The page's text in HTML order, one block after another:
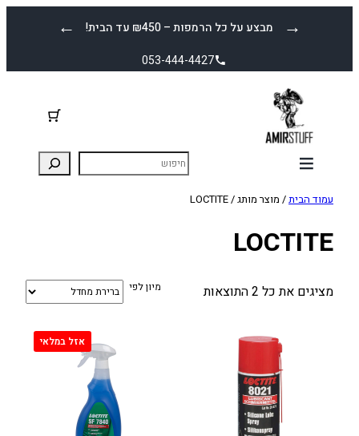
← מבצע על כל הרמפות – ₪450 עד הבית! →
053-444-4427
עמוד הבית/ מוצר מותג / LOCTITE
LOCTITE
מציגים את כל ⁦2⁩ התוצאות מיון לפי